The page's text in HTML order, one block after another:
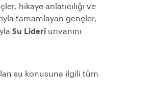
hikaye anlatıcılığı ve
tamamlayan gençler,
Su Lideriunvanını
su konusuna ilgili tüm